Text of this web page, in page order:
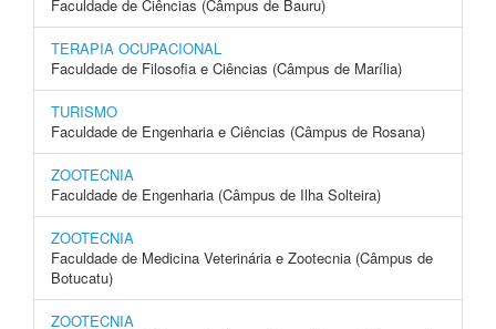
Faculdade de Ciências (Câmpus de Bauru)
TERAPIA OCUPACIONAL
Faculdade de Filosofia e Ciências (Câmpus de Marília)
TURISMO
Faculdade de Engenharia e Ciências (Câmpus de Rosana)
ZOOTECNIA
Faculdade de Engenharia (Câmpus de Ilha Solteira)
ZOOTECNIA
Faculdade de Medicina Veterinária e Zootecnia (Câmpus de
Botucatu)
ZOOTECNIA